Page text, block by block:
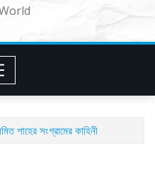
শাহের সংগ্রামের কাহিনী